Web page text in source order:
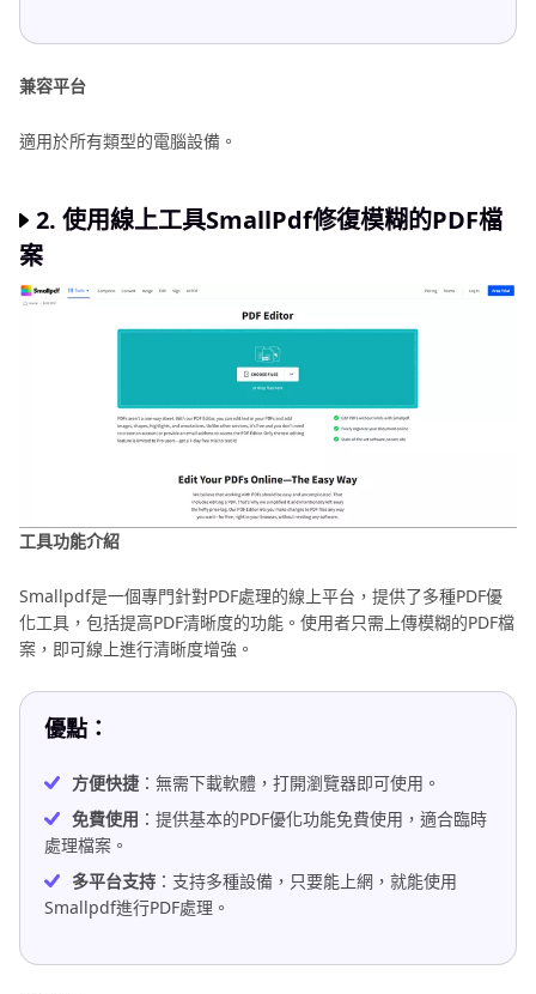
兼容平台
適用於所有類型的電腦設備。
2. 使用線上工具SmallPdf修復模糊的PDF檔
案
工具功能介紹
Smallpdf是一個專門針對PDF處理的線上平台，提供了多種PDF優
化工具，包括提高PDF清晰度的功能。使用者只需上傳模糊的PDF檔
案，即可線上進行清晰度增強。
優點：
方便快捷 ：無需下載軟體，打開瀏覽器即可使用。
免費使用 ：提供基本的PDF優化功能免費使用，適合臨時
處理檔案。
多平台支持 ：支持多種設備，只要能上網，就能使用
Smallpdf進行PDF處理。